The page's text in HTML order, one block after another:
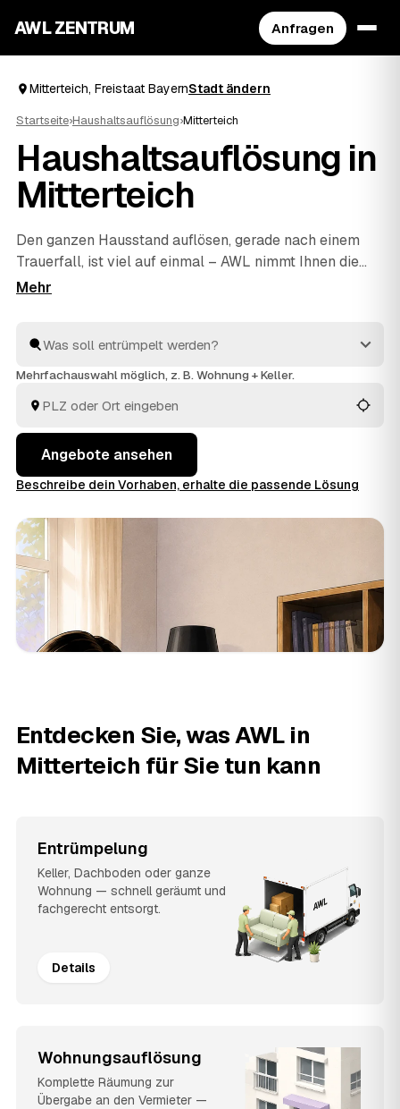
AWL ZENTRUM Anfragen
Mitterteich, Freistaat BayernStadt ändern
Startseite›Haushaltsauflösung›Mitterteich
Haushaltsauflösung in
Mitterteich
Den ganzen Hausstand auflösen, gerade nach einem
Trauerfall, ist viel auf einmal – AWL nimmt Ihnen die
Suche ab. Eine Anfrage genügt, und geprüfte Anbieter
Möbel, Keller, Dachboden oder kompletter Nachlass
werden einfühlsam geräumt und fachgerecht entsorgt,
behalten Sie den Überblick, ohne jedem Betrieb einzeln
hinterherzulaufen.
Mehrfachauswahl möglich, z. B. Wohnung + Keller.
Angebote ansehen
Beschreibe dein Vorhaben, erhalte die passende Lösung
Entdecken Sie, was AWL in
Mitterteich für Sie tun kann
Entrümpelung
Keller, Dachboden oder ganze
Wohnung — schnell geräumt und
fachgerecht entsorgt.
Details
Wohnungsauflösung
Komplette Räumung zur
Übergabe an den Vermieter —